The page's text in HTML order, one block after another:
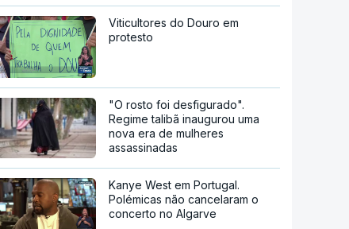
Viticultores do Douro em
protesto
"O rosto foi desfigurado".
Regime talibã inaugurou uma
nova era de mulheres
assassinadas
Kanye West em Portugal.
Polémicas não cancelaram o
concerto no Algarve